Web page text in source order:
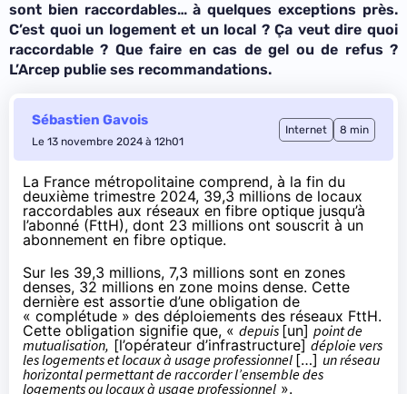
sont bien raccordables… à quelques exceptions près.
C’est quoi un logement et un local ? Ça veut dire quoi
raccordable ? Que faire en cas de gel ou de refus ?
L’Arcep publie ses recommandations.
Sébastien Gavois
Le 13 novembre 2024 à 12h01
Internet 8 min
La France métropolitaine comprend, à la fin du
deuxième trimestre 2024, 39,3 millions de locaux
raccordables aux réseaux en fibre optique jusqu’à
l’abonné (FttH), dont 23 millions ont souscrit à un
abonnement en fibre optique.
Sur les 39,3 millions, 7,3 millions sont en zones
denses, 32 millions en zone moins dense. Cette
dernière est assortie d’une obligation de
« complétude » des déploiements des réseaux FttH.
Cette obligation signifie que, « depuis [un] point de
mutualisation, [l’opérateur d’infrastructure] déploie vers
les logements et locaux à usage professionnel […] un réseau
horizontal permettant de raccorder l’ensemble des
logements ou locaux à usage professionnel ».